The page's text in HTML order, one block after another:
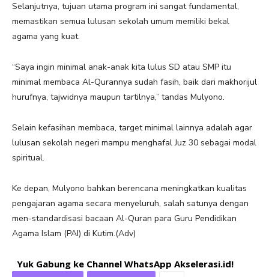
Selanjutnya, tujuan utama program ini sangat fundamental,
memastikan semua lulusan sekolah umum memiliki bekal
agama yang kuat.
“Saya ingin minimal anak-anak kita lulus SD atau SMP itu
minimal membaca Al-Qurannya sudah fasih, baik dari makhorijul
hurufnya, tajwidnya maupun tartilnya,” tandas Mulyono.
Selain kefasihan membaca, target minimal lainnya adalah agar
lulusan sekolah negeri mampu menghafal Juz 30 sebagai modal
spiritual.
Ke depan, Mulyono bahkan berencana meningkatkan kualitas
pengajaran agama secara menyeluruh, salah satunya dengan
men-standardisasi bacaan Al-Quran para Guru Pendidikan
Agama Islam (PAI) di Kutim.(Adv)
Yuk Gabung ke Channel WhatsApp Akselerasi.id!